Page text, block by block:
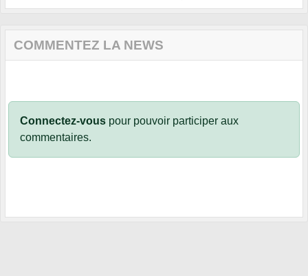
COMMENTEZ LA NEWS
Connectez-vous pour pouvoir participer aux
commentaires.